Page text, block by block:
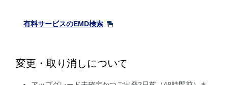
有料サービスのEMD検索
変更・取り消しについて